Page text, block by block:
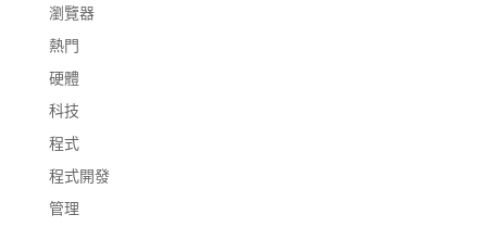
瀏覽器
熱門
硬體
科技
程式
程式開發
管理